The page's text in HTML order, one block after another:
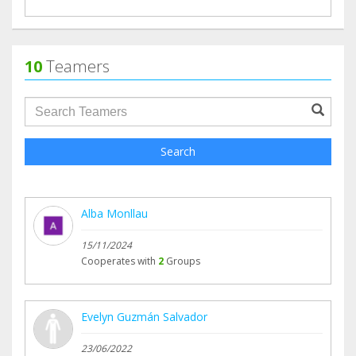
Gracias.
10Teamers
groupProfile.searchForm.search.text???
Search
Alba Monllau
15/11/2024
Cooperates with 2 Groups
Evelyn Guzmán Salvador
23/06/2022